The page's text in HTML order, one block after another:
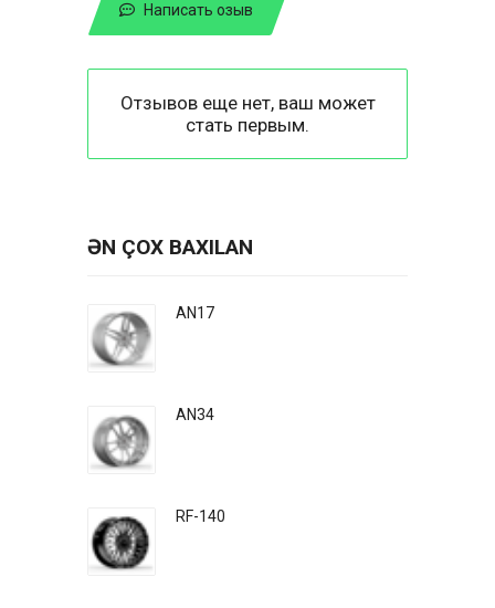
Написать озыв
Отзывов еще нет, ваш может
стать первым.
ƏN ÇOX BAXILAN
AN17
AN34
RF-140